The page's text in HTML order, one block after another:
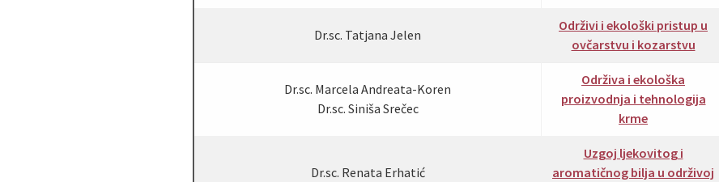
Dr.sc. Tatjana Jelen
Održivi i ekološki pristup u
ovčarstvu i kozarstvu
Dr.sc. Marcela Andreata-Koren
Dr.sc. Siniša Srečec
Održiva i ekološka
proizvodnja i tehnologija
krme
Dr.sc. Renata Erhatić
Uzgoj ljekovitog i
aromatičnog bilja u održivoj